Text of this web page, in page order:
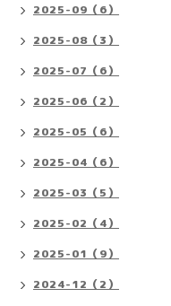
2025-09（6）
2025-08（3）
2025-07（6）
2025-06（2）
2025-05（6）
2025-04（6）
2025-03（5）
2025-02（4）
2025-01（9）
2024-12（2）